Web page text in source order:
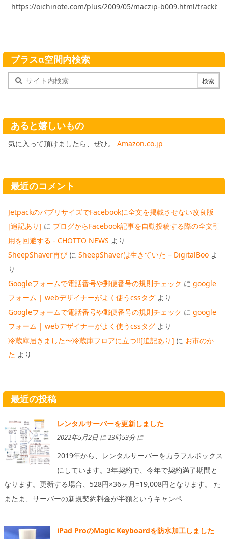
プラスα空間内検索
あると嬉しいもの
気に入って頂けましたら、ぜひ。 Amazon.co.jp
最近のコメント
JetpackのパブリサイズでFacebookに全文を掲載させない改良版
[追記あり] に ブログからFacebook記事を自動投稿する際の全文引
用を回避する - CHOTTO NEWS より
SheepShaver再び に SheepShaverは生きていた – DigitalBoo よ
り
Googleフォームで電話番号や郵便番号の規則チェック に google
フォーム | webデザイナーがよく使うcssタグ より
Googleフォームで電話番号や郵便番号の規則チェック に google
フォーム | webデザイナーがよく使うcssタグ より
冷蔵庫届きました〜冷蔵庫フロアに立つ!![追記あり] に お市のか
た より
最近の投稿
レンタルサーバーを更新しました
2022年5月2日 に 23時53分 に
2019年から、レンタルサーバーをカラフルボックス
にしています。3年契約で、今年で契約満了期間と
なります。更新する場合、528円×36ヶ月=19,008円となります。 た
またま、サーバーの新規契約料金が半額というキャンペ
iPad ProのMagic Keyboardを防水加工しました